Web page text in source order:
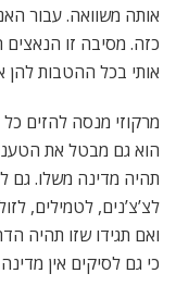
אותה משוואה. עבור
כזה. מסיבה זו
אותי בכל ההטבות
מרקוזי מנסה להזים
הוא גם מבטל את
תהיה מדינה משלו. גם
לצ’צ’נים, לטמילים,
ואם תגידו שזו תהיה
כי גם לסיקים אין